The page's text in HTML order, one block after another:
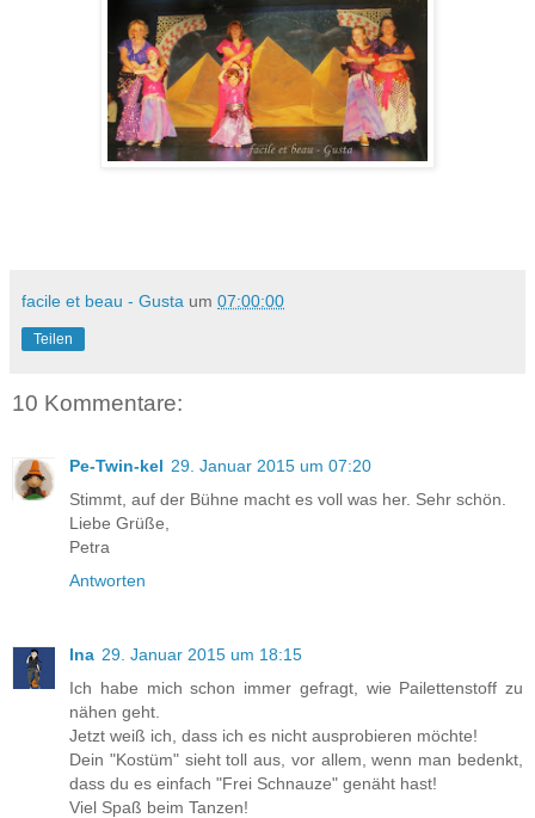
facile et beau - Gusta um 07:00:00
Teilen
10 Kommentare:
Pe-Twin-kel 29. Januar 2015 um 07:20
Stimmt, auf der Bühne macht es voll was her. Sehr schön.
Liebe Grüße,
Petra
Antworten
Ina 29. Januar 2015 um 18:15
Ich habe mich schon immer gefragt, wie Pailettenstoff zu
nähen geht.
Jetzt weiß ich, dass ich es nicht ausprobieren möchte!
Dein "Kostüm" sieht toll aus, vor allem, wenn man bedenkt,
dass du es einfach "Frei Schnauze" genäht hast!
Viel Spaß beim Tanzen!